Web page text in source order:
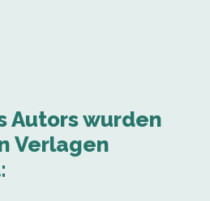
Autors wurden
Verlagen